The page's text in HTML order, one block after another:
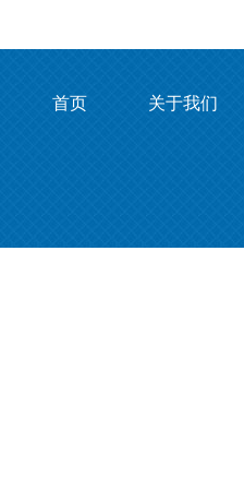
首页 关于我们